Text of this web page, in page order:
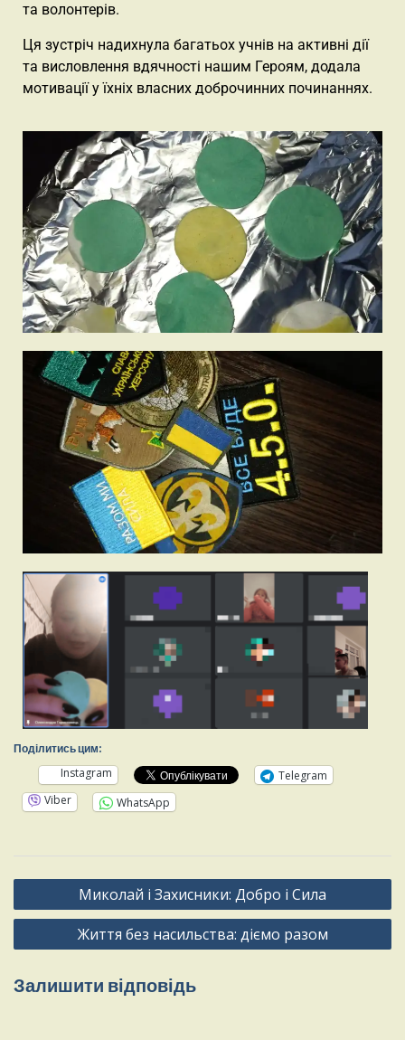
та волонтерів.
Ця зустріч надихнула багатьох учнів на активні дії
та висловлення вдячності нашим Героям, додала
мотивації у їхніх власних доброчинних починаннях.
Поділитись цим:
Instagram
Telegram
Viber
WhatsApp
Миколай і Захисники: Добро і Сила
Життя без насильства: діємо разом
Залишити відповідь